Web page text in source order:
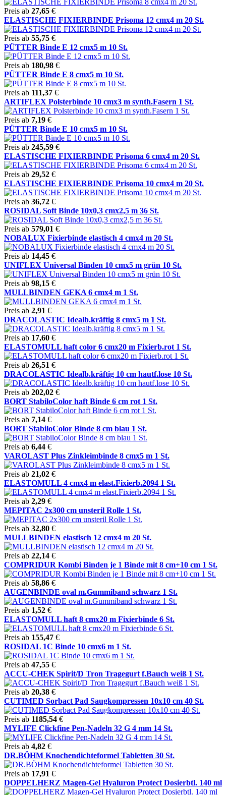
Preis ab 27,65 €
ELASTISCHE FIXIERBINDE Prisoma 12 cmx4 m 20 St.
Preis ab 55,75 €
PÜTTER Binde E 12 cmx5 m 10 St.
Preis ab 180,98 €
PÜTTER Binde E 8 cmx5 m 10 St.
Preis ab 111,37 €
ARTIFLEX Polsterbinde 10 cmx3 m synth.Fasern 1 St.
Preis ab 7,19 €
PÜTTER Binde E 10 cmx5 m 10 St.
Preis ab 245,59 €
ELASTISCHE FIXIERBINDE Prisoma 6 cmx4 m 20 St.
Preis ab 29,52 €
ELASTISCHE FIXIERBINDE Prisoma 10 cmx4 m 20 St.
Preis ab 36,72 €
ROSIDAL Soft Binde 10x0,3 cmx2,5 m 36 St.
Preis ab 579,01 €
NOBALUX Fixierbinde elastisch 4 cmx4 m 20 St.
Preis ab 14,45 €
UNIFLEX Universal Binden 10 cmx5 m grün 10 St.
Preis ab 98,15 €
MULLBINDEN GEKA 6 cmx4 m 1 St.
Preis ab 2,91 €
DRACOLASTIC Idealb.kräftig 8 cmx5 m 1 St.
Preis ab 17,60 €
ELASTOMULL haft color 6 cmx20 m Fixierb.rot 1 St.
Preis ab 26,51 €
DRACOLASTIC Idealb.kräftig 10 cm hautf.lose 10 St.
Preis ab 202,02 €
BORT StabiloColor haft Binde 6 cm rot 1 St.
Preis ab 7,14 €
BORT StabiloColor Binde 8 cm blau 1 St.
Preis ab 6,44 €
VAROLAST Plus Zinkleimbinde 8 cmx5 m 1 St.
Preis ab 21,02 €
ELASTOMULL 4 cmx4 m elast.Fixierb.2094 1 St.
Preis ab 2,29 €
MEPITAC 2x300 cm unsteril Rolle 1 St.
Preis ab 32,80 €
MULLBINDEN elastisch 12 cmx4 m 20 St.
Preis ab 22,14 €
COMPRIDUR Kombi Binden je 1 Binde mit 8 cm+10 cm 1 St.
Preis ab 58,86 €
AUGENBINDE oval m.Gummiband schwarz 1 St.
Preis ab 1,52 €
ELASTOMULL haft 8 cmx20 m Fixierbinde 6 St.
Preis ab 155,47 €
ROSIDAL 1C Binde 10 cmx6 m 1 St.
Preis ab 47,55 €
ACCU-CHEK Spirit/D Tron Tragegurt f.Bauch weiß 1 St.
Preis ab 20,38 €
CUTIMED Sorbact Pad Saugkompressen 10x10 cm 40 St.
Preis ab 1185,54 €
MYLIFE Clickfine Pen-Nadeln 32 G 4 mm 14 St.
Preis ab 4,82 €
DR.BÖHM Knochendichteformel Tabletten 30 St.
Preis ab 17,91 €
DOPPELHERZ Magen-Gel Hyaluron Protect Dosierbtl. 140 ml